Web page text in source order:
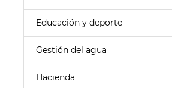
Educación y deporte
Gestión del agua
Hacienda